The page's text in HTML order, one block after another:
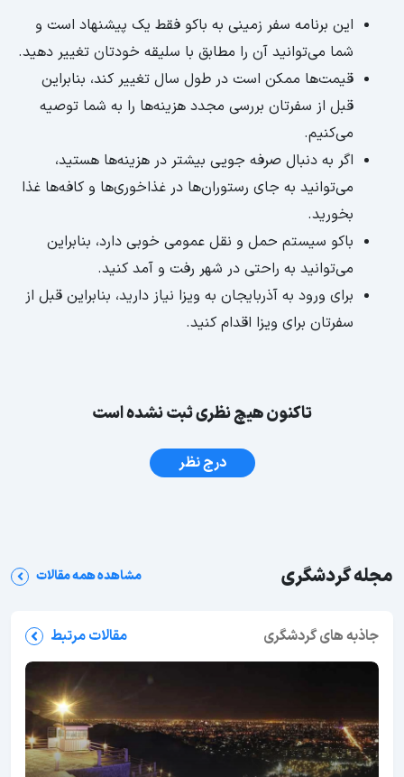
این برنامه سفر زمینی به باکو فقط یک پیشنهاد است و
شما می‌توانید آن را مطابق با سلیقه خودتان تغییر دهید.
قیمت‌ها ممکن است در طول سال تغییر کند، بنابراین
قبل از سفرتان بررسی مجدد هزینه‌ها را به شما توصیه
می‌کنیم.
اگر به دنبال صرفه جویی بیشتر در هزینه‌ها هستید،
می‌توانید به جای رستوران‌ها در غذاخوری‌ها و کافه‌ها غذا
بخورید.
باکو سیستم حمل و نقل عمومی خوبی دارد، بنابراین
می‌توانید به راحتی در شهر رفت و آمد کنید.
برای ورود به آذربایجان به ویزا نیاز دارید، بنابراین قبل از
سفرتان برای ویزا اقدام کنید.
تاکنون هیچ نظری ثبت نشده است
درج نظر
مجله گردشگری مشاهده همه مقالات
جاذبه های گردشگری مقالات مرتبط